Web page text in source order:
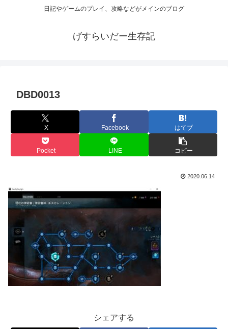
日記やゲームのプレイ、攻略などがメインのブログ
げすらいだー生存記
DBD0013
X Facebook はてブ
Pocket LINE コピー
2020.06.14
シェアする